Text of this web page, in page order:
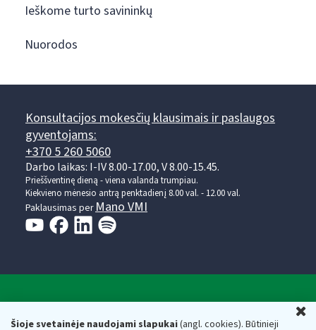
Šioje svetainėje naudojami slapukai(angl. cookies). Būtinieji
Ieškome turto savininkų
Nuorodos
Konsultacijos mokesčių klausimais ir paslaugos
gyventojams:
+370 5 260 5060
Darbo laikas: I-IV 8.00-17.00, V 8.00-15.45.
Prieššventinę dieną - viena valanda trumpiau.
Kiekvieno mėnesio antrą penktadienį 8.00 val. - 12.00 val.
Paklausimas per Mano VMI
Respublikos finansų ministerijos